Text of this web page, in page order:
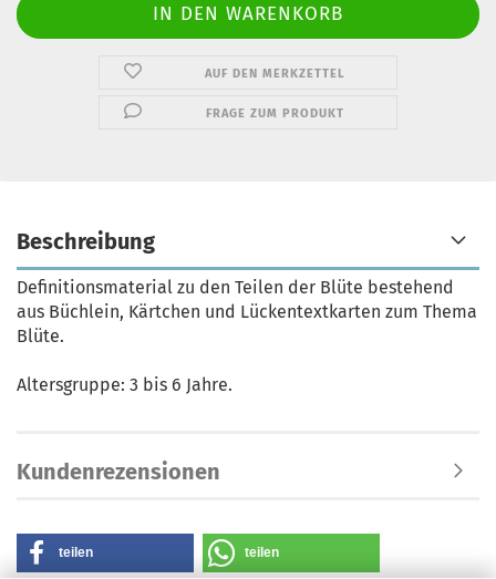
AUF DEN MERKZETTEL
FRAGE ZUM PRODUKT
Beschreibung
Definitionsmaterial zu den Teilen der Blüte bestehend
aus Büchlein, Kärtchen und Lückentextkarten zum Thema
Blüte.
Altersgruppe: 3 bis 6 Jahre.
Kundenrezensionen
teilen teilen